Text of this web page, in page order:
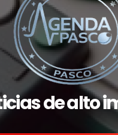
de alto